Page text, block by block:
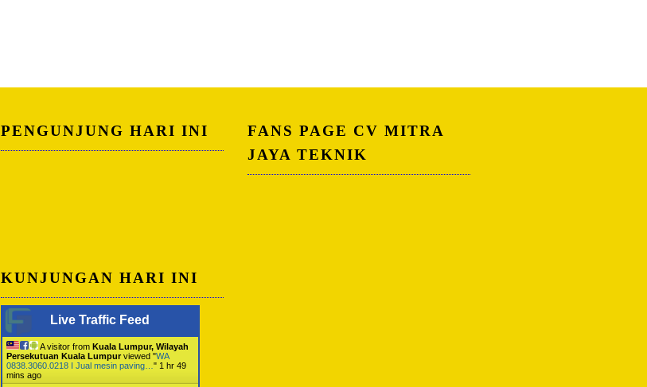
PENGUNJUNG HARI INI
KUNJUNGAN HARI INI
Live Traffic Feed
A visitor from Kuala Lumpur, Wilayah
Persekutuan Kuala Lumpurviewed "WA
0838.3060.0218 I Jual mesin paving… " 1 hr 49
mins ago
FANS PAGE CV MITRA
JAYA TEKNIK